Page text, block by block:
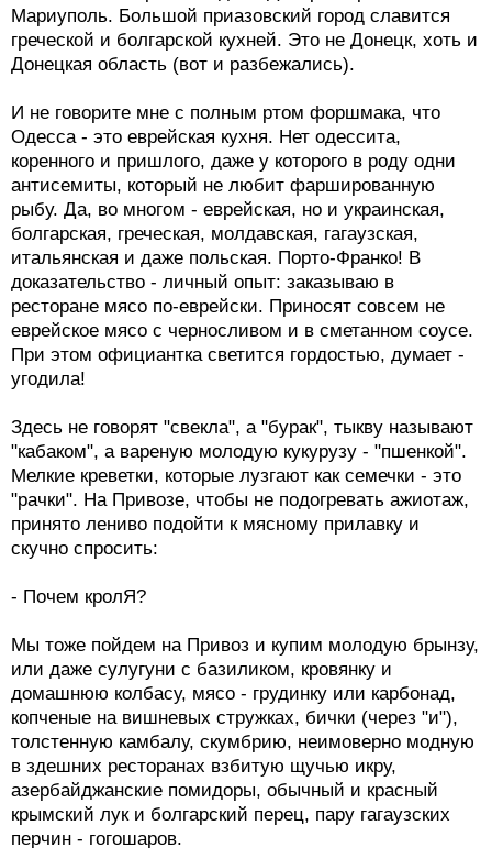
Мариуполь. Большой приазовский город славится
греческой и болгарской кухней. Это не Донецк, хоть и
Донецкая область (вот и разбежались).
И не говорите мне с полным ртом форшмака, что
Одесса - это еврейская кухня. Нет одессита,
коренного и пришлого, даже у которого в роду одни
антисемиты, который не любит фаршированную
рыбу. Да, во многом - еврейская, но и украинская,
болгарская, греческая, молдавская, гагаузская,
итальянская и даже польская. Порто-Франко! В
доказательство - личный опыт: заказываю в
ресторане мясо по-еврейски. Приносят совсем не
еврейское мясо с черносливом и в сметанном соусе.
При этом официантка светится гордостью, думает -
угодила!
Здесь не говорят "свекла", а "бурак", тыкву называют
"кабаком", а вареную молодую кукурузу - "пшенкой".
Мелкие креветки, которые лузгают как семечки - это
"рачки". На Привозе, чтобы не подогревать ажиотаж,
принято лениво подойти к мясному прилавку и
скучно спросить:
- Почем кролЯ?
Мы тоже пойдем на Привоз и купим молодую брынзу,
или даже сулугуни с базиликом, кровянку и
домашнюю колбасу, мясо - грудинку или карбонад,
копченые на вишневых стружках, бички (через "и"),
толстенную камбалу, скумбрию, неимоверно модную
в здешних ресторанах взбитую щучью икру,
азербайджанские помидоры, обычный и красный
крымский лук и болгарский перец, пару гагаузских
перчин - гогошаров.